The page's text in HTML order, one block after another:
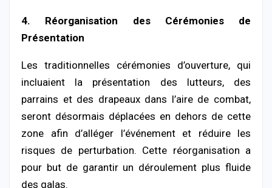
4. Réorganisation des Cérémonies de
Présentation
Les traditionnelles cérémonies d’ouverture, qui
incluaient la présentation des lutteurs, des
parrains et des drapeaux dans l’aire de combat,
seront désormais déplacées en dehors de cette
zone afin d’alléger l’événement et réduire les
risques de perturbation. Cette réorganisation a
pour but de garantir un déroulement plus fluide
des galas.